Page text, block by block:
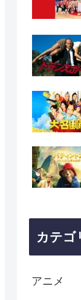
カテゴ
アニメ